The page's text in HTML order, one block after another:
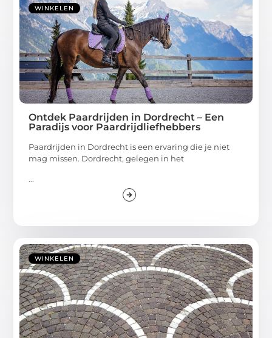
WINKELEN
Ontdek Paardrijden in Dordrecht – Een
Paradijs voor Paardrijdliefhebbers
Paardrijden in Dordrecht is een ervaring die je niet
mag missen. Dordrecht, gelegen in het
...
WINKELEN